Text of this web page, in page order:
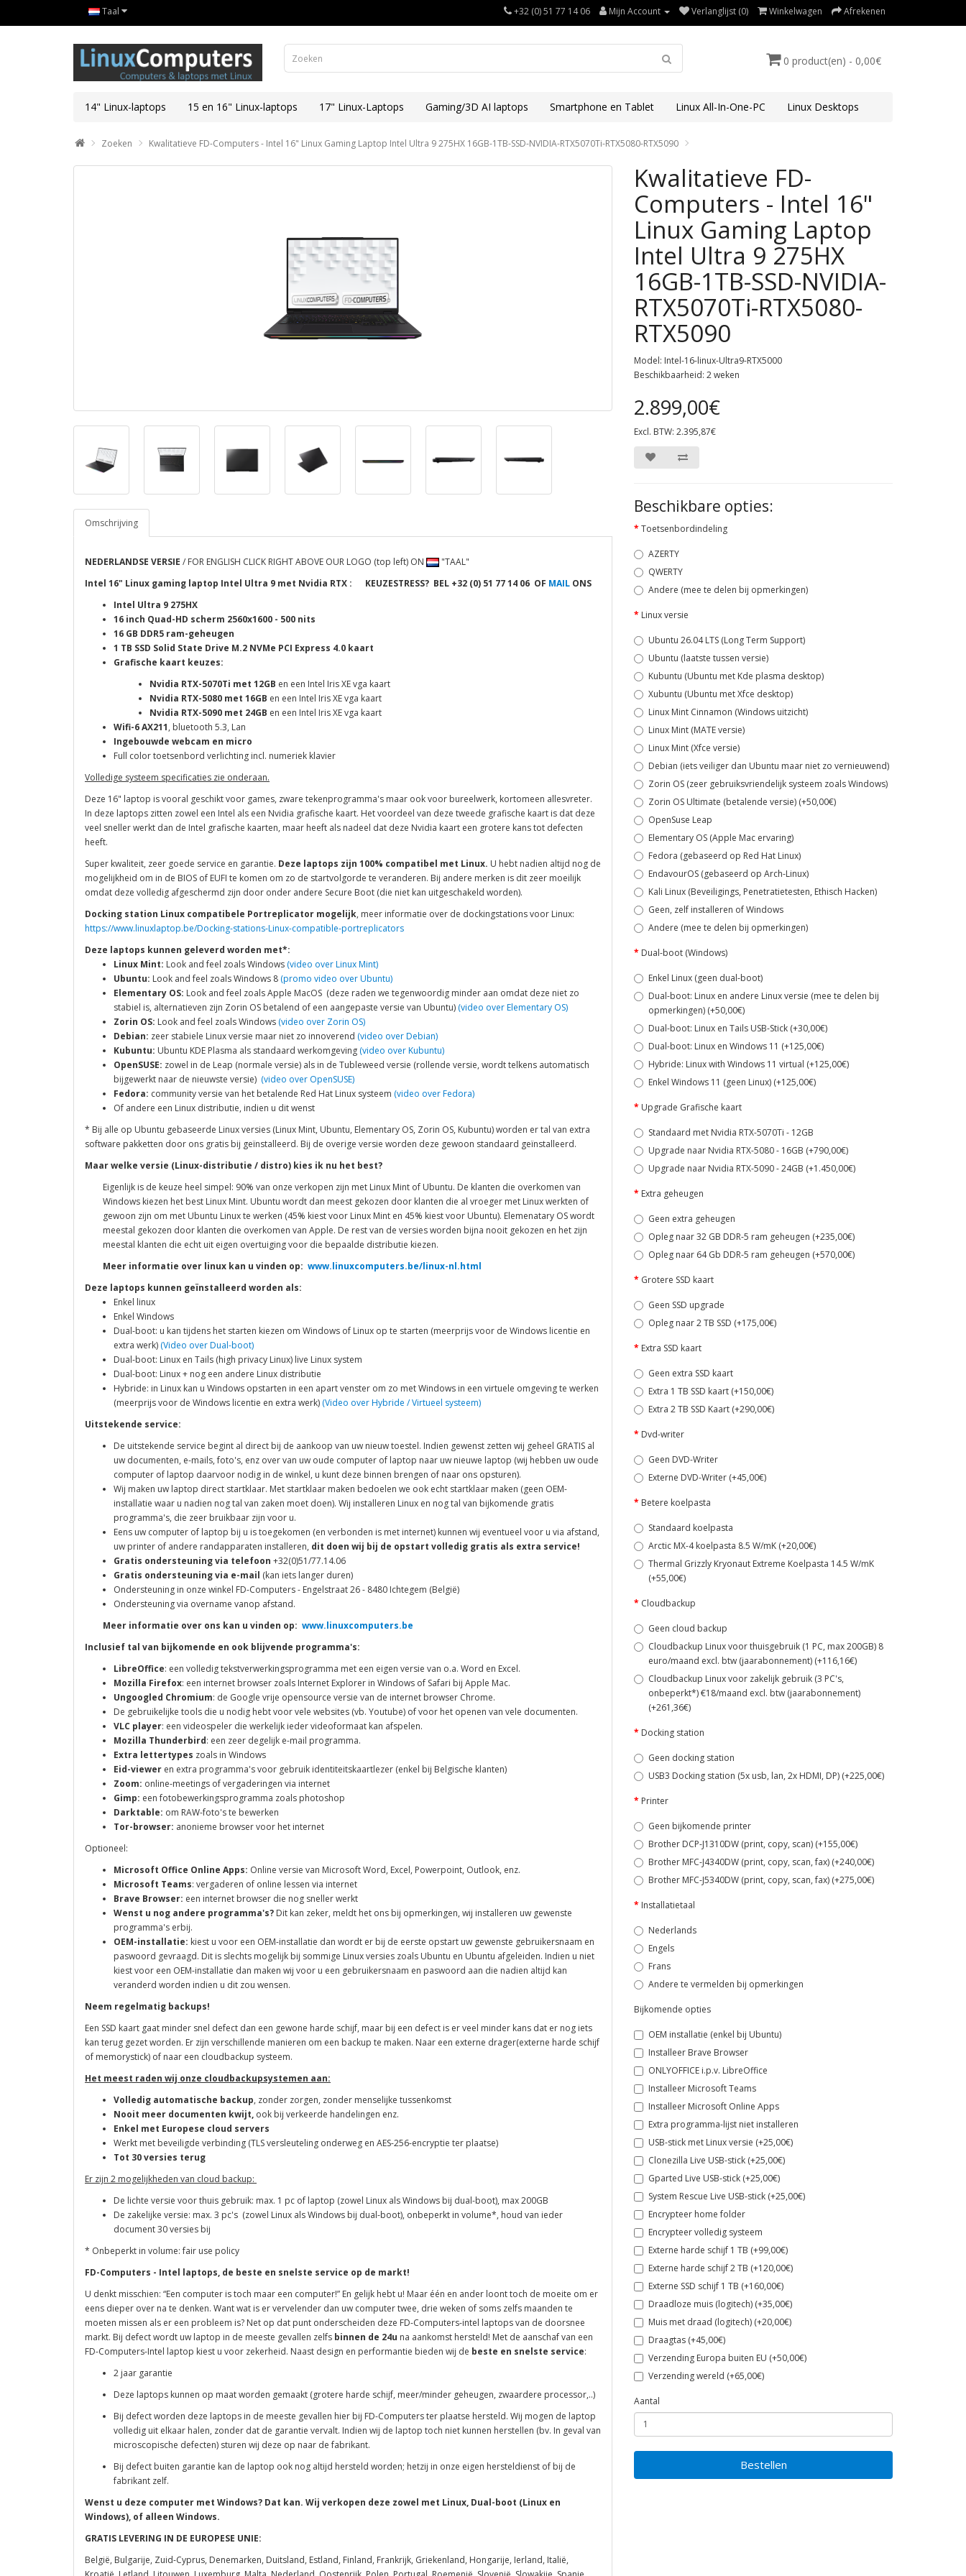
Taal +32 (0) 51 77 14 06 Mijn Account Verlanglijst (0) Winkelwagen Afrekenen
0 product(en) - 0,00€
14" Linux-laptops 15 en 16" Linux-laptops 17" Linux-Laptops Gaming/3D AI laptops Smartphone en Tablet Linux All-In-One-PC Linux Desktops
Zoeken Kwalitatieve FD-Computers - Intel 16" Linux Gaming Laptop Intel Ultra 9 275HX 16GB-1TB-SSD-NVIDIA-RTX5070Ti-RTX5080-RTX5090
Omschrijving
NEDERLANDSE VERSIE / FOR ENGLISH CLICK RIGHT ABOVE OUR LOGO (top left) ON
"TAAL"
Intel 16" Linux gaming laptop Intel Ultra 9 met Nvidia RTX : KEUZESTRESS? BEL +32 (0) 51 77 14 06 OF MAIL ONS
Intel Ultra 9 275HX
16 inch Quad-HD scherm 2560x1600 - 500 nits
16 GB DDR5 ram-geheugen
1 TB SSD Solid State Drive M.2 NVMe PCI Express 4.0 kaart
Grafische kaart keuzes:
Nvidia RTX-5070Ti met 12GB en een Intel Iris XE vga kaart
Nvidia RTX-5080 met 16GB en een Intel Iris XE vga kaart
Nvidia RTX-5090 met 24GB en een Intel Iris XE vga kaart
Wifi-6 AX211, bluetooth 5.3, Lan
Ingebouwde webcam en micro
Full color toetsenbord verlichting incl. numeriek klavier
Volledige systeem specificaties zie onderaan.
Deze 16" laptop is vooral geschikt voor games, zware tekenprogramma's maar ook voor bureelwerk, kortomeen allesvreter.
In deze laptops zitten zowel een Intel als een Nvidia grafische kaart. Het voordeel van deze tweede grafische kaart is dat deze
veel sneller werkt dan de Intel grafische kaarten, maar heeft als nadeel dat deze Nvidia kaart een grotere kans tot defecten
heeft.
Super kwaliteit, zeer goede service en garantie. Deze laptops zijn 100% compatibel met Linux. U hebt nadien altijd nog de
mogelijkheid om in de BIOS of EUFI te komen om zo de startvolgorde te veranderen. Bij andere merken is dit zeer moeilijk
omdat deze volledig afgeschermd zijn door onder andere Secure Boot (die niet kan uitgeschakeld worden).
Docking station Linux compatibele Portreplicator mogelijk, meer informatie over de dockingstations voor Linux:
https://www.linuxlaptop.be/Docking-stations-Linux-compatible-portreplicators
Deze laptops kunnen geleverd worden met*:
Linux Mint: Look and feel zoals Windows (video over Linux Mint)
Ubuntu: Look and feel zoals Windows 8 (promo video over Ubuntu)
Elementary OS: Look and feel zoals Apple MacOS (deze raden we tegenwoordig minder aan omdat deze niet zo
stabiel is, alternatieven zijn Zorin OS betalend of een aangepaste versie van Ubuntu) (video over Elementary OS)
Zorin OS: Look and feel zoals Windows (video over Zorin OS)
Debian: zeer stabiele Linux versie maar niet zo innoverend (video over Debian)
Kubuntu: Ubuntu KDE Plasma als standaard werkomgeving (video over Kubuntu)
OpenSUSE: zowel in de Leap (normale versie) als in de Tubleweed versie (rollende versie, wordt telkens automatisch
bijgewerkt naar de nieuwste versie) (video over OpenSUSE)
Fedora: community versie van het betalende Red Hat Linux systeem (video over Fedora)
Of andere een Linux distributie, indien u dit wenst
* Bij alle op Ubuntu gebaseerde Linux versies (Linux Mint, Ubuntu, Elementary OS, Zorin OS, Kubuntu) worden er tal van extra
software pakketten door ons gratis bij geïnstalleerd. Bij de overige versie worden deze gewoon standaard geïnstalleerd.
Maar welke versie (Linux-distributie / distro) kies ik nu het best?
Eigenlijk is de keuze heel simpel: 90% van onze verkopen zijn met Linux Mint of Ubuntu. De klanten die overkomen van
Windows kiezen het best Linux Mint. Ubuntu wordt dan meest gekozen door klanten die al vroeger met Linux werkten of
gewoon zijn om met Ubuntu Linux te werken (45% kiest voor Linux Mint en 45% kiest voor Ubuntu). Elemenatary OS wordt
meestal gekozen door klanten die overkomen van Apple. De rest van de versies worden bijna nooit gekozen en het zijn
meestal klanten die echt uit eigen overtuiging voor die bepaalde distributie kiezen.
Meer informatie over linux kan u vinden op: www.linuxcomputers.be/linux-nl.html
Deze laptops kunnen geïnstalleerd worden als:
Enkel linux
Enkel Windows
Dual-boot: u kan tijdens het starten kiezen om Windows of Linux op te starten (meerprijs voor de Windows licentie en
extra werk) (Video over Dual-boot)
Dual-boot: Linux en Tails (high privacy Linux) live Linux system
Dual-boot: Linux + nog een andere Linux distributie
Hybride: in Linux kan u Windows opstarten in een apart venster om zo met Windows in een virtuele omgeving te werken
(meerprijs voor de Windows licentie en extra werk) (Video over Hybride / Virtueel systeem)
Uitstekende service:
De uitstekende service begint al direct bij de aankoop van uw nieuw toestel. Indien gewenst zetten wij geheel GRATIS al
uw documenten, e-mails, foto's, enz over van uw oude computer of laptop naar uw nieuwe laptop (wij hebben uw oude
computer of laptop daarvoor nodig in de winkel, u kunt deze binnen brengen of naar ons opsturen).
Wij maken uw laptop direct startklaar. Met startklaar maken bedoelen we ook echt startklaar maken (geen OEM-
installatie waar u nadien nog tal van zaken moet doen). Wij installeren Linux en nog tal van bijkomende gratis
programma's, die zeer bruikbaar zijn voor u.
Eens uw computer of laptop bij u is toegekomen (en verbonden is met internet) kunnen wij eventueel voor u via afstand,
uw printer of andere randapparaten installeren, dit doen wij bij de opstart volledig gratis als extra service!
Gratis ondersteuning via telefoon +32(0)51/77.14.06
Gratis ondersteuning via e-mail (kan iets langer duren)
Ondersteuning in onze winkel FD-Computers - Engelstraat 26 - 8480 Ichtegem (België)
Ondersteuning via overname vanop afstand.
Meer informatie over ons kan u vinden op: www.linuxcomputers.be
Inclusief tal van bijkomende en ook blijvende programma's:
LibreOffice: een volledig tekstverwerkingsprogramma met een eigen versie van o.a. Word en Excel.
Mozilla Firefox: een internet browser zoals Internet Explorer in Windows of Safari bij Apple Mac.
Ungoogled Chromium: de Google vrije opensource versie van de internet browser Chrome.
De gebruikelijke tools die u nodig hebt voor vele websites (vb. Youtube) of voor het openen van vele documenten.
VLC player: een videospeler die werkelijk ieder videoformaat kan afspelen.
Mozilla Thunderbird: een zeer degelijk e-mail programma.
Extra lettertypes zoals in Windows
Eid-viewer en extra programma's voor gebruik identiteitskaartlezer (enkel bij Belgische klanten)
Zoom: online-meetings of vergaderingen via internet
Gimp: een fotobewerkingsprogramma zoals photoshop
Darktable: om RAW-foto's te bewerken
Tor-browser: anonieme browser voor het internet
Optioneel:
Microsoft Office Online Apps: Online versie van Microsoft Word, Excel, Powerpoint, Outlook, enz.
Microsoft Teams: vergaderen of online lessen via internet
Brave Browser: een internet browser die nog sneller werkt
Wenst u nog andere programma's? Dit kan zeker, meldt het ons bij opmerkingen, wij installeren uw gewenste
programma's erbij.
OEM-installatie: kiest u voor een OEM-installatie dan wordt er bij de eerste opstart uw gewenste gebruikersnaam en
paswoord gevraagd. Dit is slechts mogelijk bij sommige Linux versies zoals Ubuntu en Ubuntu afgeleiden. Indien u niet
kiest voor een OEM-installatie dan maken wij voor u een gebruikersnaam en paswoord aan die nadien altijd kan
veranderd worden indien u dit zou wensen.
Neem regelmatig backups!
Een SSD kaart gaat minder snel defect dan een gewone harde schijf, maar bij een defect is er veel minder kans dat er nog iets
kan terug gezet worden. Er zijn verschillende manieren om een backup te maken. Naar een externe drager(externe harde schijf
of memorystick) of naar een cloudbackup systeem.
Het meest raden wij onze cloudbackupsystemen aan:
Volledig automatische backup, zonder zorgen, zonder menselijke tussenkomst
Nooit meer documenten kwijt, ook bij verkeerde handelingen enz.
Enkel met Europese cloud servers
Werkt met beveiligde verbinding (TLS versleuteling onderweg en AES-256-encryptie ter plaatse)
Tot 30 versies terug
Er zijn 2 mogelijkheden van cloud backup:
De lichte versie voor thuis gebruik: max. 1 pc of laptop (zowel Linux als Windows bij dual-boot), max 200GB
De zakelijke versie: max. 3 pc's (zowel Linux als Windows bij dual-boot), onbeperkt in volume*, houd van ieder
document 30 versies bij
* Onbeperkt in volume: fair use policy
FD-Computers - Intel laptops, de beste en snelste service op de markt!
U denkt misschien: “Een computer is toch maar een computer!” En gelijk hebt u! Maar één en ander loont toch de moeite om er
eens dieper over na te denken. Want wat is er vervelender dan uw computer twee, drie weken of soms zelfs maanden te
moeten missen als er een probleem is? Net op dat punt onderscheiden deze FD-Computers-intel laptops van de doorsnee
markt. Bij defect wordt uw laptop in de meeste gevallen zelfs binnen de 24u na aankomst hersteld! Met de aanschaf van een
FD-Computers-Intel laptop kiest u voor zekerheid. Naast design en performantie bieden wij de beste en snelste service:
2 jaar garantie
Deze laptops kunnen op maat worden gemaakt (grotere harde schijf, meer/minder geheugen, zwaardere processor,..)
Bij defect worden deze laptops in de meeste gevallen hier bij FD-Computers ter plaatse hersteld. Wij mogen de laptop
volledig uit elkaar halen, zonder dat de garantie vervalt. Indien wij de laptop toch niet kunnen herstellen (bv. In geval van
microscopische defecten) sturen wij deze op naar de fabrikant.
Bij defect buiten garantie kan de laptop ook nog altijd hersteld worden; hetzij in onze eigen hersteldienst of bij de
fabrikant zelf.
Wenst u deze computer met Windows? Dat kan. Wij verkopen deze zowel met Linux, Dual-boot (Linux en
Windows), of alleen Windows.
GRATIS LEVERING IN DE EUROPESE UNIE:
België, Bulgarije, Zuid-Cyprus, Denemarken, Duitsland, Estland, Finland, Frankrijk, Griekenland, Hongarije, Ierland, Italië,
Kwalitatieve FD-
Computers - Intel 16"
Linux Gaming Laptop
Intel Ultra 9 275HX
16GB-1TB-SSD-NVIDIA-
RTX5070Ti-RTX5080-
RTX5090
Model: Intel-16-linux-Ultra9-RTX5000
Beschikbaarheid: 2 weken
2.899,00€
Excl. BTW: 2.395,87€
Beschikbare opties:
Toetsenbordindeling
AZERTY
QWERTY
Andere (mee te delen bij opmerkingen)
Linux versie
Ubuntu 26.04 LTS (Long Term Support)
Ubuntu (laatste tussen versie)
Kubuntu (Ubuntu met Kde plasma desktop)
Xubuntu (Ubuntu met Xfce desktop)
Linux Mint Cinnamon (Windows uitzicht)
Linux Mint (MATE versie)
Linux Mint (Xfce versie)
Debian (iets veiliger dan Ubuntu maar niet zo vernieuwend)
Zorin OS (zeer gebruiksvriendelijk systeem zoals Windows)
Zorin OS Ultimate (betalende versie) (+50,00€)
OpenSuse Leap
Elementary OS (Apple Mac ervaring)
Fedora (gebaseerd op Red Hat Linux)
EndavourOS (gebaseerd op Arch-Linux)
Kali Linux (Beveiligings, Penetratietesten, Ethisch Hacken)
Geen, zelf installeren of Windows
Andere (mee te delen bij opmerkingen)
Dual-boot (Windows)
Enkel Linux (geen dual-boot)
Dual-boot: Linux en andere Linux versie (mee te delen bij
opmerkingen) (+50,00€)
Dual-boot: Linux en Tails USB-Stick (+30,00€)
Dual-boot: Linux en Windows 11 (+125,00€)
Hybride: Linux with Windows 11 virtual (+125,00€)
Enkel Windows 11 (geen Linux) (+125,00€)
Upgrade Grafische kaart
Standaard met Nvidia RTX-5070Ti - 12GB
Upgrade naar Nvidia RTX-5080 - 16GB (+790,00€)
Upgrade naar Nvidia RTX-5090 - 24GB (+1.450,00€)
Extra geheugen
Geen extra geheugen
Opleg naar 32 GB DDR-5 ram geheugen (+235,00€)
Opleg naar 64 Gb DDR-5 ram geheugen (+570,00€)
Grotere SSD kaart
Geen SSD upgrade
Opleg naar 2 TB SSD (+175,00€)
Extra SSD kaart
Geen extra SSD kaart
Extra 1 TB SSD kaart (+150,00€)
Extra 2 TB SSD Kaart (+290,00€)
Dvd-writer
Geen DVD-Writer
Externe DVD-Writer (+45,00€)
Betere koelpasta
Standaard koelpasta
Arctic MX-4 koelpasta 8.5 W/mK (+20,00€)
Thermal Grizzly Kryonaut Extreme Koelpasta 14.5 W/mK
(+55,00€)
Cloudbackup
Geen cloud backup
Cloudbackup Linux voor thuisgebruik (1 PC, max 200GB) 8
euro/maand excl. btw (jaarabonnement) (+116,16€)
Cloudbackup Linux voor zakelijk gebruik (3 PC's,
onbeperkt*) €18/maand excl. btw (jaarabonnement)
(+261,36€)
Docking station
Geen docking station
USB3 Docking station (5x usb, lan, 2x HDMI, DP) (+225,00€)
Printer
Geen bijkomende printer
Brother DCP-J1310DW (print, copy, scan) (+155,00€)
Brother MFC-J4340DW (print, copy, scan, fax) (+240,00€)
Brother MFC-J5340DW (print, copy, scan, fax) (+275,00€)
Installatietaal
Nederlands
Engels
Frans
Andere te vermelden bij opmerkingen
Bijkomende opties
OEM installatie (enkel bij Ubuntu)
Installeer Brave Browser
ONLYOFFICE i.p.v. LibreOffice
Installeer Microsoft Teams
Installeer Microsoft Online Apps
Extra programma-lijst niet installeren
USB-stick met Linux versie (+25,00€)
Clonezilla Live USB-stick (+25,00€)
Gparted Live USB-stick (+25,00€)
System Rescue Live USB-stick (+25,00€)
Encrypteer home folder
Encrypteer volledig systeem
Externe harde schijf 1 TB (+99,00€)
Externe harde schijf 2 TB (+120,00€)
Externe SSD schijf 1 TB (+160,00€)
Draadloze muis (logitech) (+35,00€)
Muis met draad (logitech) (+20,00€)
Draagtas (+45,00€)
Verzending Europa buiten EU (+50,00€)
Verzending wereld (+65,00€)
Aantal
Bestellen